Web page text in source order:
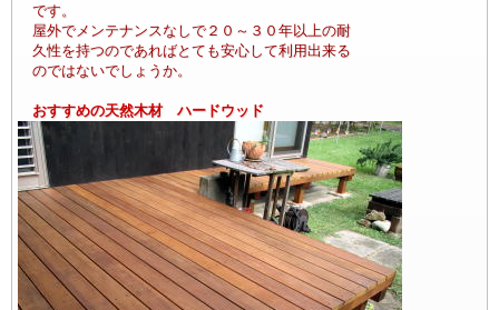
です。
屋外でメンテナンスなしで２０～３０年以上の耐
久性を持つのであればとても安心して利用出来る
のではないでしょうか。
おすすめの天然木材 ハードウッド